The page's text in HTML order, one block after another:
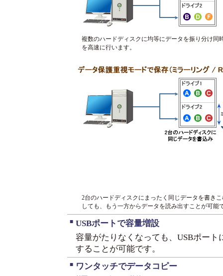
複数のハードディスクに均等にデータを振り分け
を高速に行います。
2台のハードディスクにまったく同じデータを書き
しても、もう一方からデータを読み出すことが可
■ USBポートで容量増設
容量がたりなくなっても、USBポー
することが可能です。
■ ワンタッチでデータコピー